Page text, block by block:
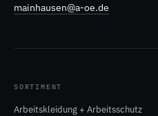
mainhausen@a-oe.de
SORTIMENT
Arbeitskleidung + Arbeitsschutz